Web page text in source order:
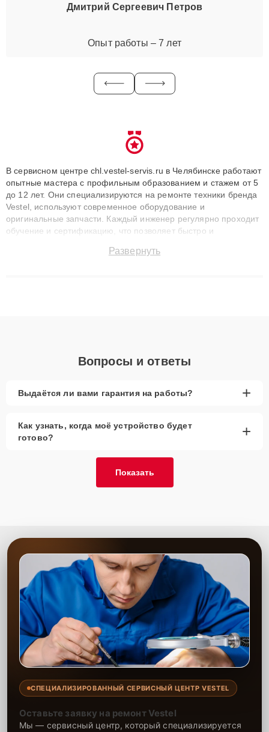
Дмитрий Сергеевич Петров
Опыт работы – 7 лет
В сервисном центре chl.vestel-servis.ru в Челябинске работают
опытные мастера с профильным образованием и стажем от 5
до 12 лет. Они специализируются на ремонте техники бренда
Vestel, используют современное оборудование и
оригинальные запчасти. Каждый инженер регулярно проходит
обучение и сертификацию, что позволяет быстро и
сохранением гарантии до 3 лет. Наши мастера решают
Развернуть
Вопросы и ответы
Выдаётся ли вами гарантия на работы? +
Как узнать, когда моё устройство будет
готово?
+
Показать
СПЕЦИАЛИЗИРОВАННЫЙ СЕРВИСНЫЙ ЦЕНТР VESTEL
Оставьте заявку на ремонт Vestel
Мы — сервисный центр, который специализируется